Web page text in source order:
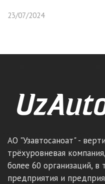
23/07/2024
АО "Узавтосаноат" -
трёхуровневая
более 60 организаций,
предприятия и